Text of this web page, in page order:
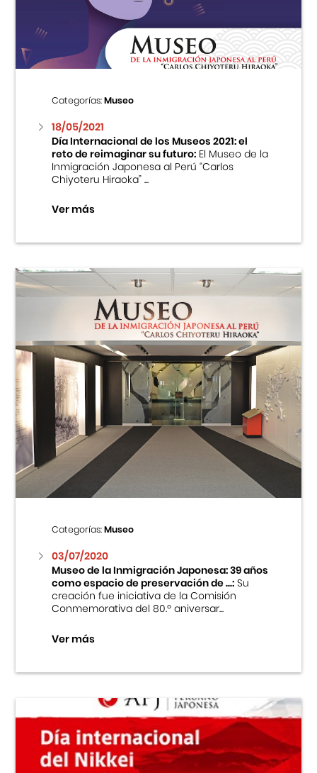
Centro Cultural Peruano Japonés
Cursos
Museo de la Inmigración Japonesa
Fondo Editorial
Teatro Peruano Japonés
Categorías:Museo
18/05/2021
Día Internacional de los Museos 2021: el
reto de reimaginar su futuro:El Museo de la
Inmigración Japonesa al Perú “Carlos
Chiyoteru Hiraoka” ...
Ver más
Categorías:Museo
03/07/2020
Museo de la Inmigración Japonesa: 39 años
como espacio de preservación de ...:Su
creación fue iniciativa de la Comisión
Conmemorativa del 80.º aniversar...
Ver más